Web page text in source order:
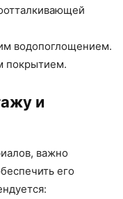
водопоглощением.
покрытием.
и
важно
его